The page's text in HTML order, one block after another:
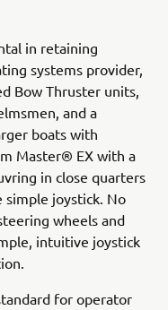
in retaining
systems provider,
Bow Thruster units,
and a
boats with
Master® EX with a
in close quarters
joystick. No
wheels and
intuitive joystick
for operator